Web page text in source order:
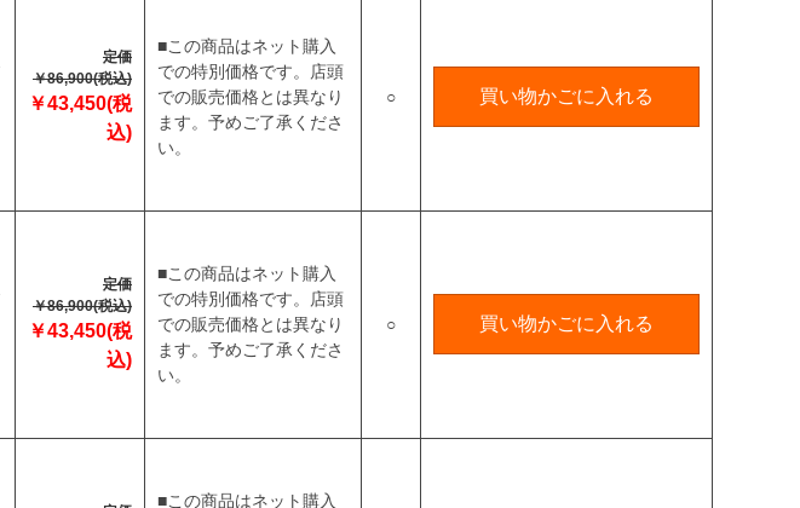
定価
￥86,900(税込)
￥43,450(税
込)
■この商品はネット購入
での特別価格です。店頭
での販売価格とは異なり
ます。予めご了承くださ
い。
○ 買い物かごに入れる
定価
￥86,900(税込)
￥43,450(税
込)
■この商品はネット購入
での特別価格です。店頭
での販売価格とは異なり
ます。予めご了承くださ
い。
○ 買い物かごに入れる
■この商品はネット購入